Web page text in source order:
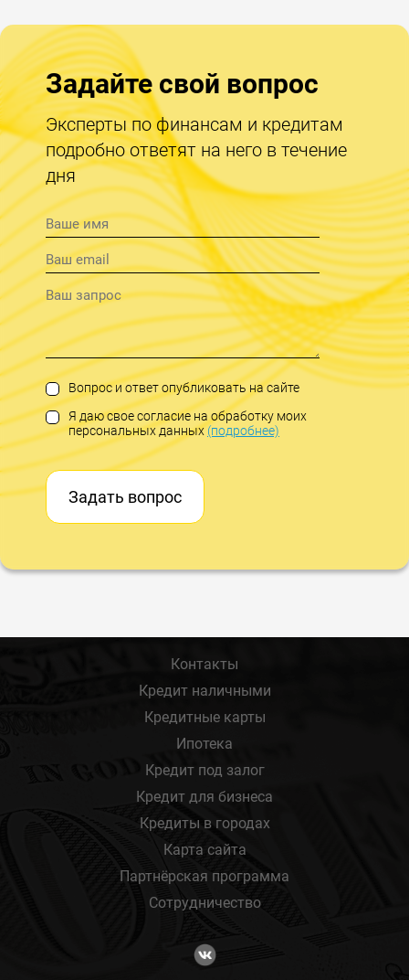
Задайте свой вопрос
Эксперты по финансам и кредитам
подробно ответят на него в течение
дня
Вопрос и ответ опубликовать на сайте
Я даю свое согласие на обработку моих
персональных данных(подробнее)
Задать вопрос
Контакты
Кредит наличными
Кредитные карты
Ипотека
Кредит под залог
Кредит для бизнеса
Кредиты в городах
Карта сайта
Партнёрская программа
Сотрудничество